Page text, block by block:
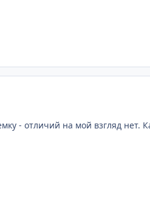
- отличий на мой взгляд нет.